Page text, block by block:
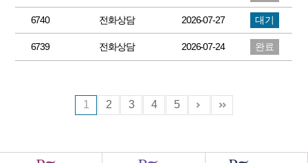
6740 전화상담 2026-07-27 대기
6739 전화상담 2026-07-24 완료
1 2 3 4 5